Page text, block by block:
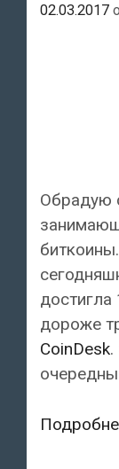
02.03.2017
Обрадую
дороже
CoinDesk.